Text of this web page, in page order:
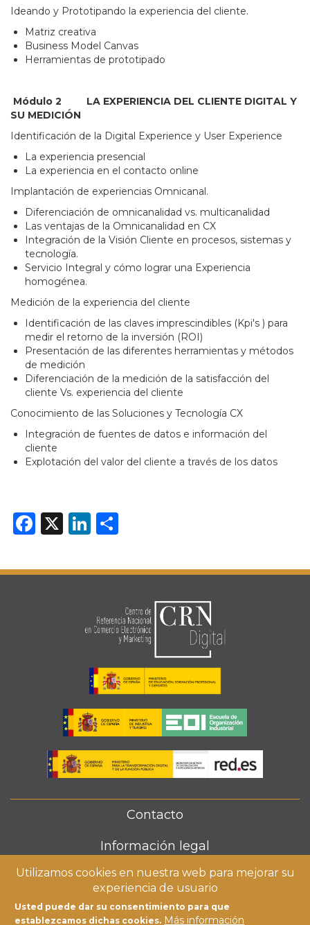
Ideando y Prototipando la experiencia del cliente.
Matriz creativa
Business Model Canvas
Herramientas de prototipado
Módulo 2
LA EXPERIENCIA DEL CLIENTE DIGITAL Y
SU MEDICIÓN
Identificación de la Digital Experience y User Experience
La experiencia presencial
La experiencia en el contacto online
Implantación de experiencias Omnicanal.
Diferenciación de omnicanalidad vs. multicanalidad
Las ventajas de la Omnicanalidad en CX
Integración de la Visión Cliente en procesos, sistemas y
tecnología.
Servicio Integral y cómo lograr una Experiencia
homogénea.
Medición de la experiencia del cliente
Identificación de las claves imprescindibles (Kpi's ) para
medir el retorno de la inversión (ROI)
Presentación de las diferentes herramientas y métodos
de medición
Diferenciación de la medición de la satisfacción del
cliente Vs. experiencia del cliente
Conocimiento de las Soluciones y Tecnología CX
Integración de fuentes de datos e información del
cliente
Explotación del valor del cliente a través de los datos
Facebook
X LinkedIn
Contacto
Información legal
Política de cookies
Utilizamos cookies en nuestra web para mejorar su
experiencia de usuario
Usted puede dar su consentimiento para que
establezcamos dichas cookies. Más información